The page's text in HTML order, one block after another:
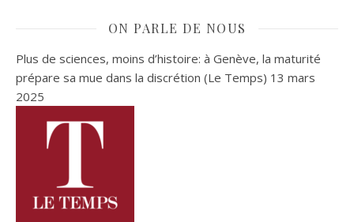
ON PARLE DE NOUS
Plus de sciences, moins d’histoire: à Genève, la maturité
prépare sa mue dans la discrétion (Le Temps) 13 mars
2025